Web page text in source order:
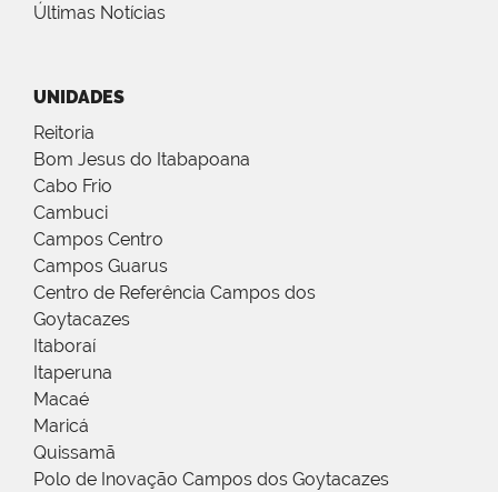
Últimas Notícias
UNIDADES
Reitoria
Bom Jesus do Itabapoana
Cabo Frio
Cambuci
Campos Centro
Campos Guarus
Centro de Referência Campos dos
Goytacazes
Itaboraí
Itaperuna
Macaé
Maricá
Quissamã
Polo de Inovação Campos dos Goytacazes